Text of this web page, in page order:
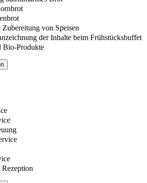
von Speisen
der Inhalte beim Frühstücksbuffet
Bio-Produkte
Rezeption